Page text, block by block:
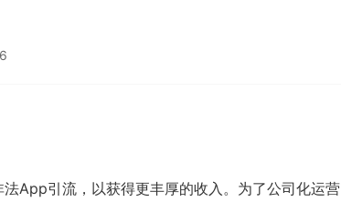
App引流，以获得更丰厚的收入。为了公司化运